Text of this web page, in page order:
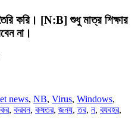
করি। [N:B] শুধু মাত্র শিক্ষার
না।
news, NB, Virus, Windows,
কর, করবন, কষতর, জনয,তর, ন, বযবহর,